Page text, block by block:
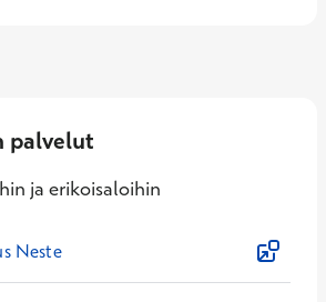
palvelut
ja erikoisaloihin
Neste